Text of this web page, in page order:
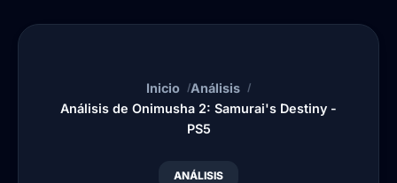
Inicio
Análisis
Análisis de Onimusha 2: Samurai's Destiny -
PS5
ANÁLISIS